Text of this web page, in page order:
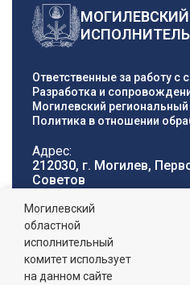
Ответственные за работу с
Разработка и
Могилевский
Политика в отношении
Адрес:
212030, г. Могилев,
Cоветов
Телефон горячей
линии:
8 (0222) 71-32-55
График работы:
пн-пт: 8.00 - 17.00, сб-вс:
Могилевский
областной
исполнительный
комитет использует
на данном сайте